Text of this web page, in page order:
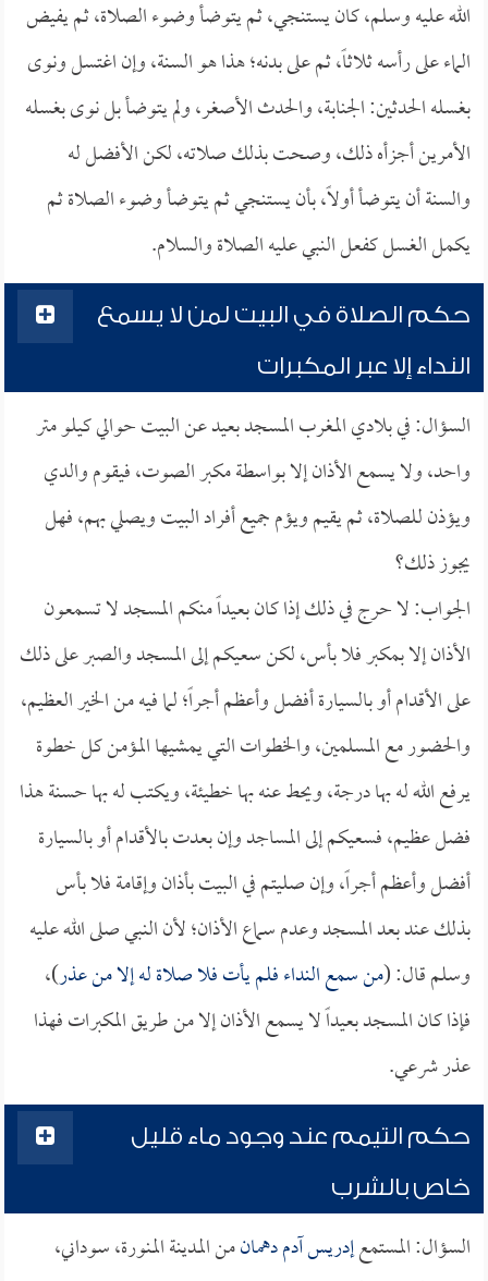
الله عليه وسلم، كان يستنجي، ثم يتوضأ وضوء الصلاة، ثم يفيض
الماء على رأسه ثلاثاً، ثم على بدنه؛ هذا هو السنة، وإن اغتسل ونوى
بغسله الحدثين: الجنابة، والحدث الأصغر، ولم يتوضأ بل نوى بغسله
الأمرين أجزأه ذلك، وصحت بذلك صلاته، لكن الأفضل له
والسنة أن يتوضأ أولاً، بأن يستنجي ثم يتوضأ وضوء الصلاة ثم
يكمل الغسل كفعل النبي عليه الصلاة والسلام.
حكم الصلاة في البيت لمن لا يسمع
النداء إلا عبر المكبرات
السؤال: في بلادي المغرب المسجد بعيد عن البيت حوالي كيلو متر
واحد، ولا يسمع الأذان إلا بواسطة مكبر الصوت، فيقوم والدي
ويؤذن للصلاة، ثم يقيم ويؤم جميع أفراد البيت ويصلي بهم، فهل
يجوز ذلك؟
الجواب: لا حرج في ذلك إذا كان بعيداً منكم المسجد لا تسمعون
الأذان إلا بمكبر فلا بأس، لكن سعيكم إلى المسجد والصبر على ذلك
على الأقدام أو بالسيارة أفضل وأعظم أجراً؛ لما فيه من الخير العظيم،
والحضور مع المسلمين، والخطوات التي يمشيها المؤمن كل خطوة
يرفع الله له بها درجة، ويحط عنه بها خطيئة، ويكتب له بها حسنة هذا
فضل عظيم، فسعيكم إلى المساجد وإن بعدت بالأقدام أو بالسيارة
أفضل وأعظم أجراً، وإن صليتم في البيت بأذان وإقامة فلا بأس
بذلك عند بعد المسجد وعدم سماع الأذان؛ لأن النبي صلى الله عليه
وسلم قال: (من سمع النداء فلم يأت فلا صلاة له إلا من عذر)،
فإذا كان المسجد بعيداً لا يسمع الأذان إلا من طريق المكبرات فهذا
عذر شرعي.
حكم التيمم عند وجود ماء قليل
خاص بالشرب
السؤال: المستمعإدريس آدم دهمانمن المدينة المنورة، سوداني،